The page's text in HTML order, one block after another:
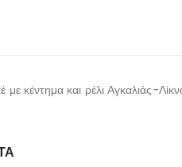
με κέντημα και ρέλι Αγκαλιάς-